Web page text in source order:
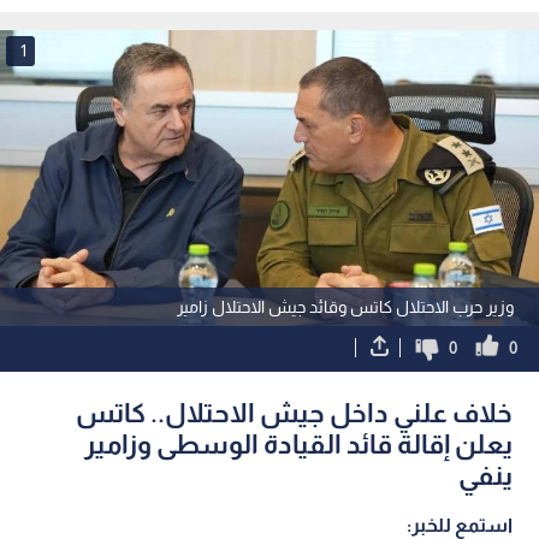
وزير حرب الاحتلال كاتس وقائد جيش الاحتلال زامير
1
0
0
خلاف علني داخل جيش الاحتلال.. كاتس
يعلن إقالة قائد القيادة الوسطى وزامير
ينفي
استمع للخبر: